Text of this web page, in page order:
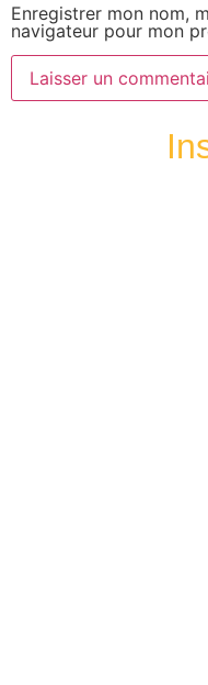
Enregistrer mon nom,
navigateur pour mon